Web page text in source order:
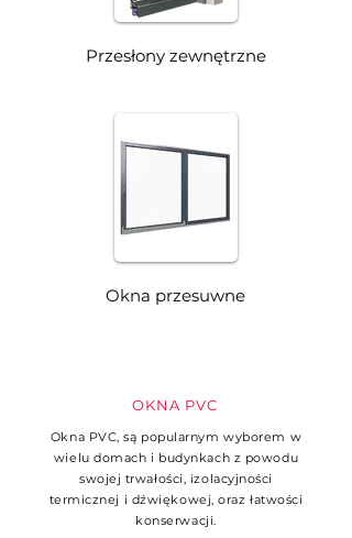
Przesłony zewnętrzne
Okna przesuwne
OKNA PVC
Okna PVC, są popularnym wyborem w
wielu domach i budynkach z powodu
swojej trwałości, izolacyjności
termicznej i dźwiękowej, oraz łatwości
konserwacji.